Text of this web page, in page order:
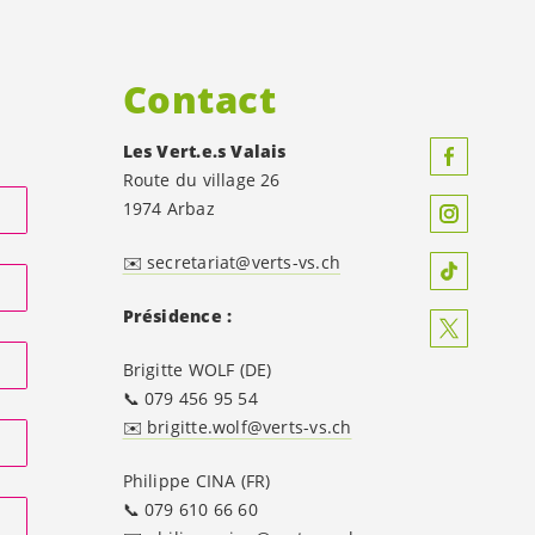
Contact
LesVert.e.s Valais
Route du village 26
1974 Arbaz
✉️ secretariat@verts-vs.ch
Présidence :
Brigitte WOLF (DE)
📞 079 456 95 54
✉️ brigitte.wolf@verts-vs.ch
Philippe CINA (FR)
📞 079 610 66 60